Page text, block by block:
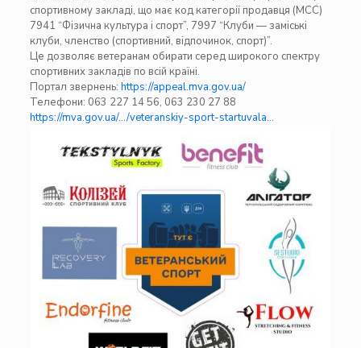
спортивному закладі, що має код категорії продавця (МСС)
7941 “Фізична культура і спорт”, 7997 “Клуби — заміські
клуби, членство (спортивний, відпочинок, спорт)”.
Це дозволяє ветеранам обирати серед широкого спектру
спортивних закладів по всій країні.
Портал звернень: https://appeal.mva.gov.ua/
Телефони: 063 227 14 56, 063 230 27 88
https://mva.gov.ua/…/veteranskiy-sport-startuvala…